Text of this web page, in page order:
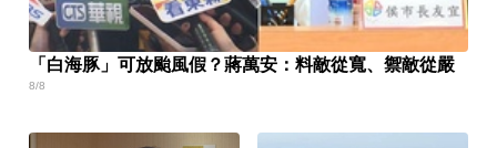
「白海豚」可放颱風假？蔣萬安：料敵從寬、禦敵從嚴
8/8